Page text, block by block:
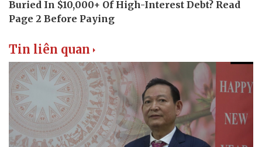
Làm đẹp - giảm cân
Phòng mạch online
Tin liên quan